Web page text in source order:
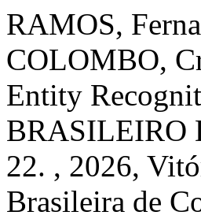
RAMOS,
COLOMBO,
Entity
BRASILEIRO
22. , 2026,
Brasileira de